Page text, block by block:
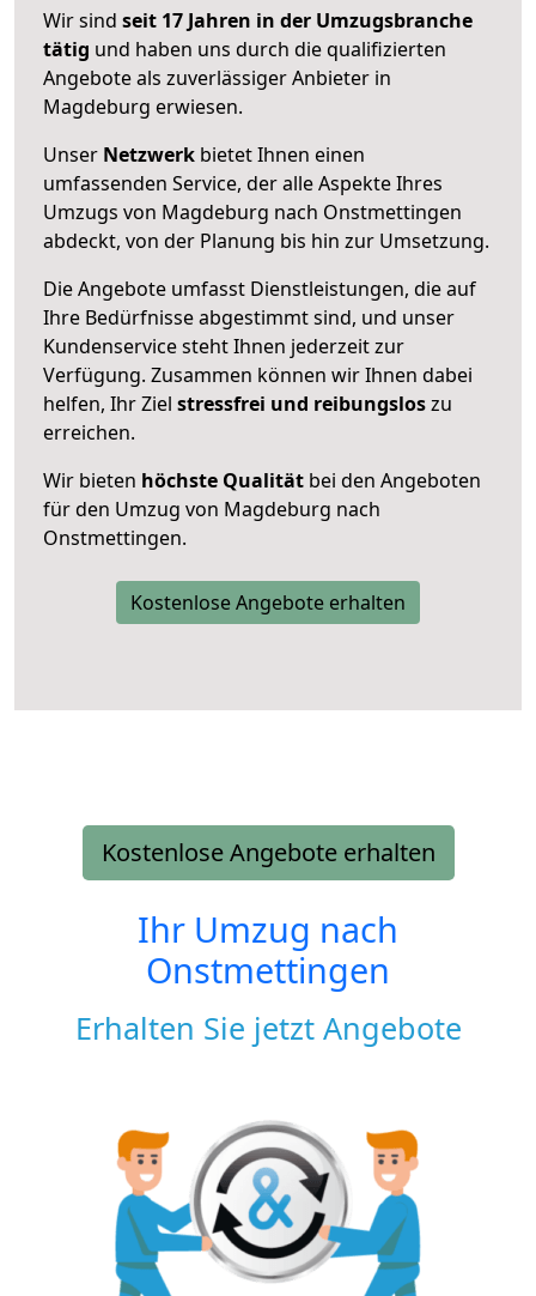
Wir sind seit 17 Jahren in der Umzugsbranche
tätig und haben uns durch die qualifizierten
Angebote als zuverlässiger Anbieter in
Magdeburg erwiesen.
Unser Netzwerk bietet Ihnen einen
umfassenden Service, der alle Aspekte Ihres
Umzugs von Magdeburg nach Onstmettingen
abdeckt, von der Planung bis hin zur Umsetzung.
Die Angebote umfasst Dienstleistungen, die auf
Ihre Bedürfnisse abgestimmt sind, und unser
Kundenservice steht Ihnen jederzeit zur
Verfügung. Zusammen können wir Ihnen dabei
helfen, Ihr Ziel stressfrei und reibungsloszu
erreichen.
Wir bieten höchste Qualität bei den Angeboten
für den Umzug von Magdeburg nach
Onstmettingen.
Kostenlose Angebote erhalten
Kostenlose Angebote erhalten
Ihr Umzug nach
Onstmettingen
Erhalten Sie jetzt Angebote